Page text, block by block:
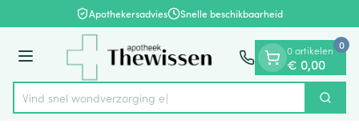
Ga naar de inhoudApothekersadvies Snelle beschikbaarheid
Menu
Product, merk, categorie...
Vind snel wo Zoek
0 artikelen
€ 0,00
0